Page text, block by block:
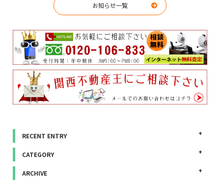
お知らせ一覧
RECENT ENTRY
CATEGORY
ARCHIVE